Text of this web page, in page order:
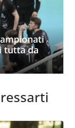
tutta da